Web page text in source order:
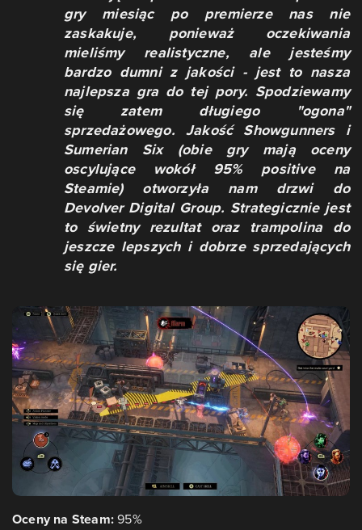
gry miesiąc po premierze nas nie
zaskakuje, ponieważ oczekiwania
mieliśmy realistyczne, ale jesteśmy
bardzo dumni z jakości - jest to nasza
najlepsza gra do tej pory. Spodziewamy
się zatem długiego "ogona"
sprzedażowego. Jakość Showgunners i
Sumerian Six (obie gry mają oceny
oscylujące wokół 95% positive na
Steamie) otworzyła nam drzwi do
Devolver Digital Group. Strategicznie jest
to świetny rezultat oraz trampolina do
jeszcze lepszych i dobrze sprzedających
się gier.
Oceny na Steam:95%